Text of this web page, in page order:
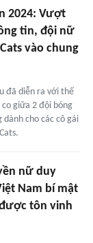
2024: Vượt
tin, đội nữ
vào chung
đã diễn ra với thế
giữa 2 đội bóng
cho các cô gái
nữ duy
Nam bí mật
tôn vinh